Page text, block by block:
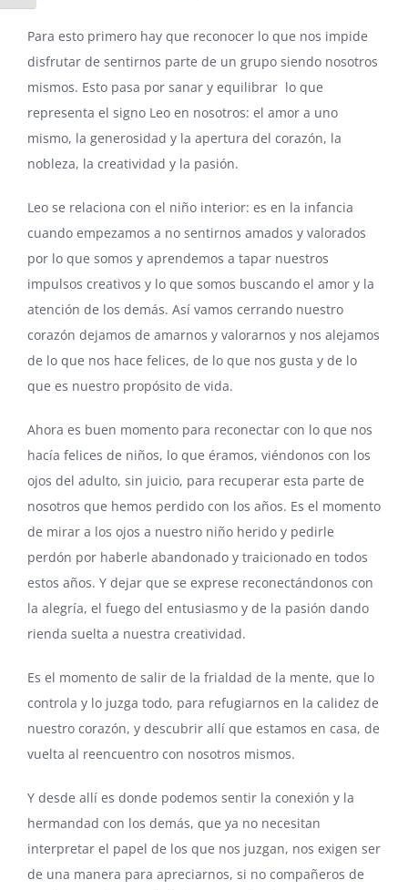
Para esto primero hay que reconocer lo que nos impide
disfrutar de sentirnos parte de un grupo siendo nosotros
mismos. Esto pasa por sanar y equilibrar lo que
representa el signo Leo en nosotros: el amor a uno
mismo, la generosidad y la apertura del corazón, la
nobleza, la creatividad y la pasión.
Leo se relaciona con el niño interior: es en la infancia
cuando empezamos a no sentirnos amados y valorados
por lo que somos y aprendemos a tapar nuestros
impulsos creativos y lo que somos buscando el amor y la
atención de los demás. Así vamos cerrando nuestro
corazón dejamos de amarnos y valorarnos y nos alejamos
de lo que nos hace felices, de lo que nos gusta y de lo
que es nuestro propósito de vida.
Ahora es buen momento para reconectar con lo que nos
hacía felices de niños, lo que éramos, viéndonos con los
ojos del adulto, sin juicio, para recuperar esta parte de
nosotros que hemos perdido con los años. Es el momento
de mirar a los ojos a nuestro niño herido y pedirle
perdón por haberle abandonado y traicionado en todos
estos años. Y dejar que se exprese reconectándonos con
la alegría, el fuego del entusiasmo y de la pasión dando
rienda suelta a nuestra creatividad.
Es el momento de salir de la frialdad de la mente, que lo
controla y lo juzga todo, para refugiarnos en la calidez de
nuestro corazón, y descubrir allí que estamos en casa, de
vuelta al reencuentro con nosotros mismos.
Y desde allí es donde podemos sentir la conexión y la
hermandad con los demás, que ya no necesitan
interpretar el papel de los que nos juzgan, nos exigen ser
de una manera para apreciarnos, si no compañeros de